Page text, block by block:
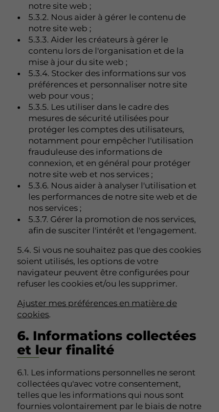
notre site web ;
5.3.2. Nous aider à gérer le contenu de
notre site web ;
5.3.3. Aider les créateurs à gérer le
contenu lors de l'organisation et de la
mise à jour du site web ;
5.3.4. Stocker des informations sur vos
préférences et personnaliser notre site
web pour vous ;
5.3.5. Les utiliser dans le cadre des
mesures de sécurité utilisées pour
protéger les comptes des utilisateurs,
notamment pour empêcher l'utilisation
frauduleuse des informations de
connexion, et en général pour protéger
notre site web et nos services ;
5.3.6. Nous aider à analyser l'utilisation et
les performances de notre site web et de
nos services ;
5.3.7. Gérer la promotion de nos services,
afin de susciter l'intérêt et l'engagement.
5.4. Si vous ne souhaitez pas que des cookies
soient utilisés, les options de votre
navigateur peuvent être configurées pour
refuser les cookies et/ou les supprimer.
Ajuster mes préférences en matière de
cookies.
6. Informations collectées
et leur finalité
6.1. Les informations personnelles ne seront
collectées qu'avec votre consentement,
telles que les informations qui nous sont
fournies volontairement par le biais de notre